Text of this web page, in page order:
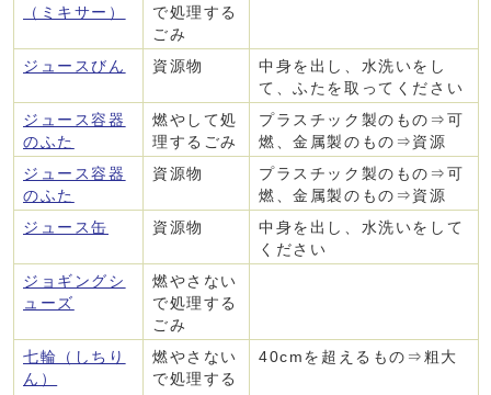
（ミキサー）
で処理する
ごみ
ジュースびん
資源物
中身を出し、水洗いをし
て、ふたを取ってください
ジュース容器
のふた
燃やして処
理するごみ
プラスチック製のもの⇒可
燃、金属製のもの⇒資源
ジュース容器
のふた
資源物
プラスチック製のもの⇒可
燃、金属製のもの⇒資源
ジュース缶
資源物
中身を出し、水洗いをして
ください
ジョギングシ
ューズ
燃やさない
で処理する
ごみ
七輪（しちり
ん）
燃やさない
で処理する
40cmを超えるもの⇒粗大